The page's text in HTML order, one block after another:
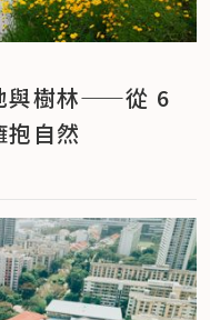
與樹林——從 6
抱自然